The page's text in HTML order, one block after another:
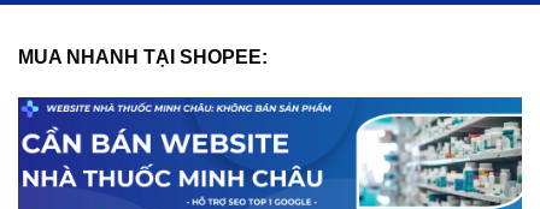
MUA NHANH TẠI SHOPEE: